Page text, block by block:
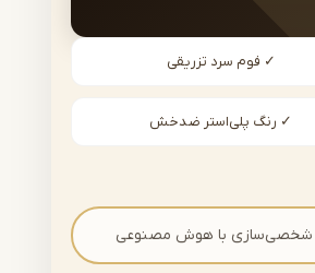
✓ فوم سرد تزریقی
✓ رنگ پلی‌استر ضدخش
شخصی‌سازی با هوش مصنوعی